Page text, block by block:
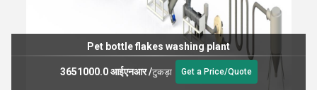
Pet bottle flakes washing plant
3651000.0 आईएनआर/टुकड़ा Get a Price/Quote